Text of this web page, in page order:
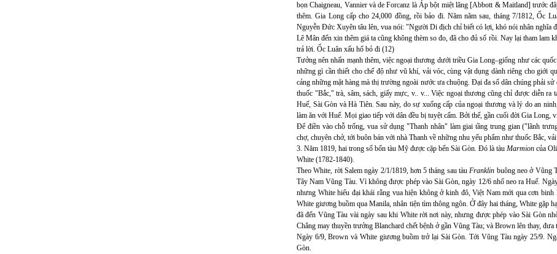
bọn Chaigneau, Vannier và de Forcanz là Áp bột miệt lăng [Abbott & Maitland] trước
thêm. Gia Long cấp cho 24,000 đồng, rồi bảo đi. Năm năm sau, tháng 7/1812, Ốc
Nguyễn Đức Xuyên tâu lên, vua nói: "Người Di địch chỉ biết có lợi, khó nói nhân nghĩa
Lê Mân đến xin thêm giá ta cũng không thèm so đo, đã cho đủ số rồi. Nay lại tham lam
trả lời. Ốc Luân xấu hổ bỏ đi (12)
Tưởng nên nhấn mạnh thêm, việc ngoại thương dưới triều Gia Long–giống như các
những gì cần thiết cho chế độ như vũ khí, vải vóc, cùng vật dụng dành riêng cho giới
cảng những mặt hàng mà thị trường ngoài nước ưa chuộng. Đại đa số dân chúng phải
thuốc "Bắc," trà, sâm, sách, giấy mực, v.. v... Việc ngoại thương cũng chỉ được diễn
Huế, Sài Gòn và Hà Tiên. Sau này, do sự xuống cấp của ngoại thương và lý do an
làm ăn với Huế. Mọi giao tiếp với dân đều bị tuyệt cấm. Bởi thế, gần cuối đời Gia Long,
Để điền vào chỗ trống, vua sử dụng "Thanh nhân" làm giai tầng trung gian ("lãnh
chợ, chuyên chở, tới buôn bán với nhà Thanh về những nhu yếu phẩm như thuốc Bắc,
3. Năm 1819, hai trong số bốn tàu Mỹ được cặp bến Sài Gòn. Đó là tàu Marmion của
White (1782-1840).
Theo White, rời Salem ngày 2/1/1819, hơn 5 tháng sau tàuFranklin buông neo ở Vũng
Tây Nam Vũng Tàu. Vì không được phép vào Sài Gòn, ngày 12/6 nhổ neo ra Huế.
nhưng White hiểu đại khái rằng vua hiện không ở kinh đô, Việt Nam mới qua cơn
White giương buồm qua Manila, nhân tiện tìm thông ngôn. Ở đây hai tháng, White gặp
đã đến Vũng Tàu vài ngày sau khi White rời nơi này, nhưng được phép vào Sài Gòn
Chẳng may thuyền trưởng Blanchard chết bệnh ở gần Vũng Tàu; và Brown lên thay, đưa
Ngày 6/9, Brown và White giương buồm trở lại Sài Gòn. Tới Vũng Tàu ngày 25/9.
Gòn.